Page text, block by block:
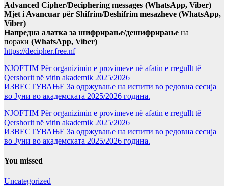
Advanced Cipher/Deciphering messages (WhatsApp, Viber)
Mjet i Avancuar për Shifrim/Deshifrim mesazheve (WhatsApp,
Viber)
Напредна алатка за шифрирање/дешифрирање на
пораки (WhatsApp, Viber)
https://decipher.free.nf
NJOFTIM Për organizimin e provimeve në afatin e rregullt të
Qershorit në vitin akademik 2025/2026
ИЗВЕСТУВАЊЕ За одржување на испити во редовна сесија
во Јуни во академската 2025/2026 година.
NJOFTIM Për organizimin e provimeve në afatin e rregullt të
Qershorit në vitin akademik 2025/2026
ИЗВЕСТУВАЊЕ За одржување на испити во редовна сесија
во Јуни во академската 2025/2026 година.
You missed
Uncategorized